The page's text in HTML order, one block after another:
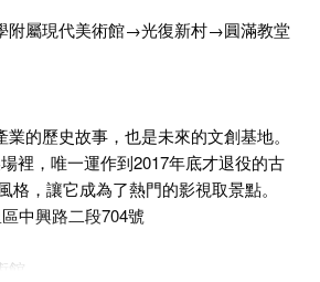
附屬現代美術館→光復新村→圓滿教堂
的歷史故事，也是未來的文創基地。
裡，唯一運作到2017年底才退役的古
格，讓它成為了熱門的影視取景點。
中興路二段704號
館